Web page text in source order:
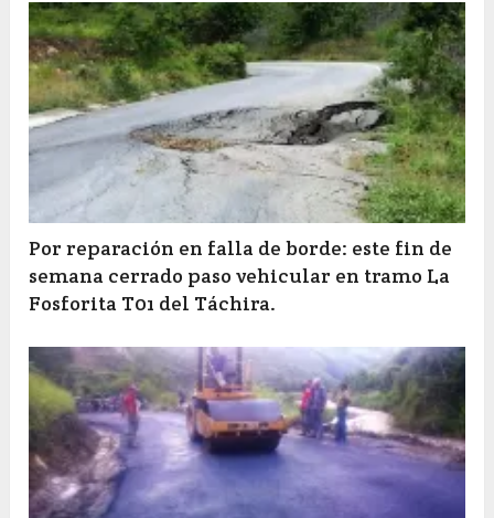
Por reparación en falla de borde: este fin de
semana cerrado paso vehicular en tramo La
Fosforita T01 del Táchira.